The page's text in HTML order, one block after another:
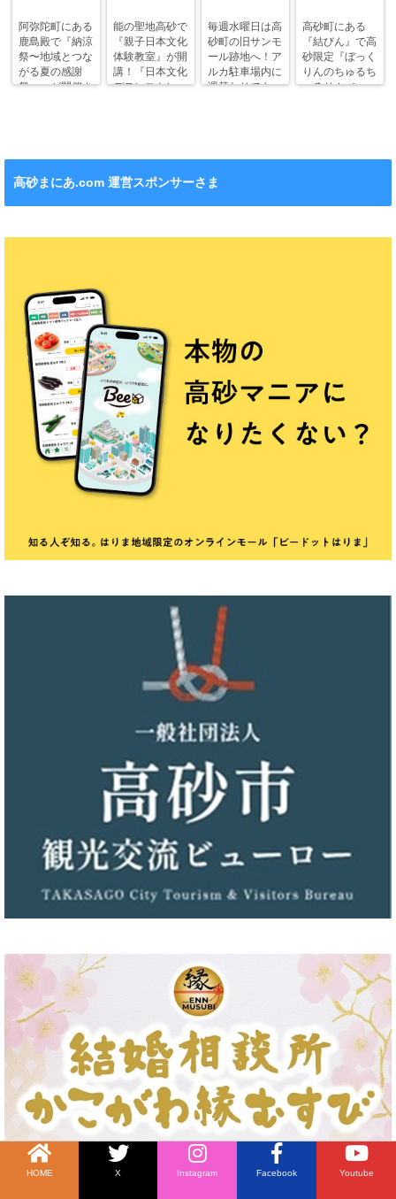
阿弥陀町にある
鹿島殿で『納涼
祭〜地域とつな
がる夏の感謝
祭〜』が開催さ
能の聖地高砂で
『親子日本文化
体験教室』が開
講！『日本文化
デモンストレー
毎週水曜日は高
砂町の旧サンモ
ール跡地へ！ア
ルカ駐車場内に
週替わりでキッ
高砂町にある
『結びん』で高
砂限定『ぼっく
りんのちゅるち
ゅるりん♪シー
高砂まにあ.com 運営スポンサーさま
HOME X Instagram Facebook Youtube